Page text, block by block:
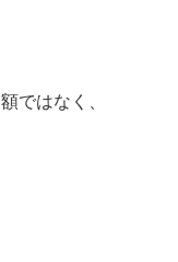
ではなく、